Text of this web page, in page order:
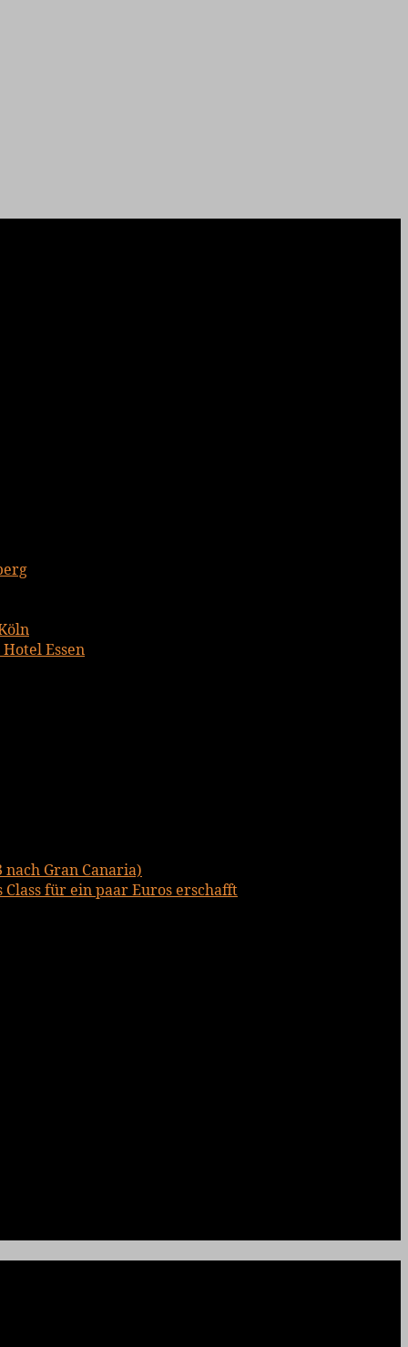
Essen
Gran Canaria)
für ein paar Euros erschafft